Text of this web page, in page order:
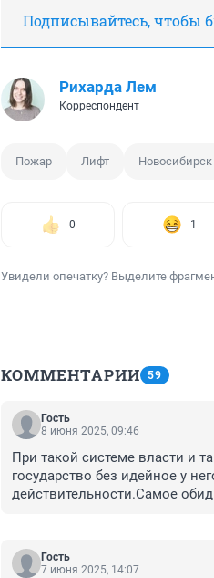
Подписывайтесь, чтобы
Рихарда Лем
Корреспондент
Пожар Лифт Новосибирск
0 1
Увидели опечатку? Выделите
КОММЕНТАРИИ 59
Гость
8 июня 2025, 09:46
При такой системе власти и
государство без идейное у
действительности.Самое
Гость
7 июня 2025, 14:07